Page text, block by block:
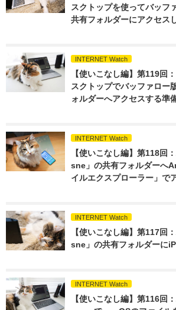
スクトップを使ってバッフ
共有フォルダーにアクセス
INTERNET Watch
【使いこなし編】第119回
スクトップでバッファロー
ォルダーへアクセスする準
INTERNET Watch
【使いこなし編】第118回
sne」の共有フォルダーへ
イルエクスプローラー」で
INTERNET Watch
【使いこなし編】第117回
sne」の共有フォルダーに
INTERNET Watch
【使いこなし編】第116回